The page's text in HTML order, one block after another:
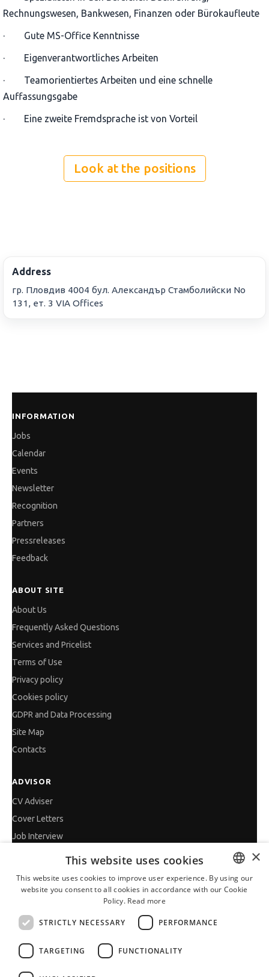
Rechnungswesen, Bankwesen, Finanzen oder Bürokaufleute
· Gute MS-Office Kenntnisse
· Eigenverantwortliches Arbeiten
· Teamorientiertes Arbeiten und eine schnelle
Auffassungsgabe
· Eine zweite Fremdsprache ist von Vorteil
Look at the positions
Address
гр. Пловдив 4004 бул. Александър Стамболийски No
131, ет. 3 VIA Offices
INFORMATION
Jobs
Calendar
Events
Newsletter
Recognition
Partners
Pressreleases
Feedback
ABOUT SITE
About Us
Frequently Asked Questions
Services and Pricelist
Terms of Use
Privacy policy
Cookies policy
GDPR and Data Processing
Site Map
Contacts
ADVISOR
CV Adviser
Cover Letters
Job Interview
Vihra AI
All JobTiger Services
BULGARIAN
×
This website uses cookies
This website uses cookies to improve user experience. By using our
website you consent to all cookies in accordance with our Cookie
Policy. Read more
STRICTLY NECESSARY PERFORMANCE
TARGETING FUNCTIONALITY